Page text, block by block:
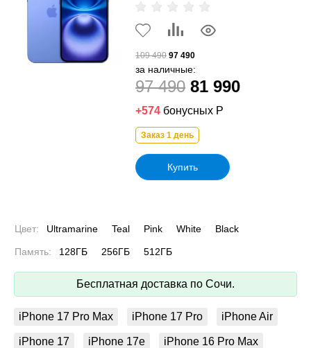
109 490 97 490
за наличные:
97 490 81 990
+574 бонусных Р
Заказ 1 день
Купить
Цвет: Ultramarine Teal Pink White Black
Память: 128ГБ 256ГБ 512ГБ
Бесплатная доставка по Сочи.
iPhone 17 Pro Max iPhone 17 Pro iPhone Air
iPhone 17 iPhone 17e iPhone 16 Pro Max